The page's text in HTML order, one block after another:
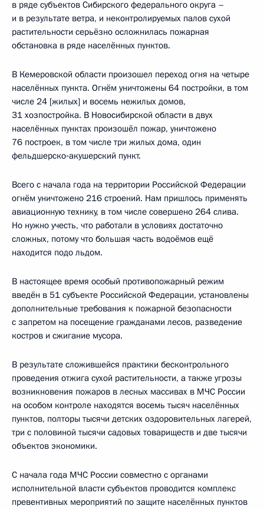
в ряде субъектов Сибирского федерального округа –
и в результате ветра, и неконтролируемых палов сухой
растительности серьёзно осложнилась пожарная
обстановка в ряде населённых пунктов.
В Кемеровской области произошел переход огня на четыре
населённых пункта. Огнём уничтожены 64 постройки, в том
числе 24 [жилых] и восемь нежилых домов,
31 хозпостройка. В Новосибирской области в двух
населённых пунктах произошёл пожар, уничтожено
76 построек, в том числе три жилых дома, один
фельдшерско‑акушерский пункт.
Всего с начала года на территории Российской Федерации
огнём уничтожено 216 строений. Нам пришлось применять
авиационную технику, в том числе совершено 264 слива.
Но нужно учесть, что работали в условиях достаточно
сложных, потому что большая часть водоёмов ещё
находится подо льдом.
В настоящее время особый противопожарный режим
введён в 51 субъекте Российской Федерации, установлены
дополнительные требования к пожарной безопасности
с запретом на посещение гражданами лесов, разведение
костров и сжигание мусора.
В результате сложившейся практики бесконтрольного
проведения отжига сухой растительности, а также угрозы
возникновения пожаров в лесных массивах в МЧС России
на особом контроле находятся восемь тысяч населённых
пунктов, полторы тысячи детских оздоровительных лагерей,
три с половиной тысячи садовых товариществ и две тысячи
объектов экономики.
С начала года МЧС России совместно с органами
исполнительной власти субъектов проводится комплекс
превентивных мероприятий по защите населённых пунктов